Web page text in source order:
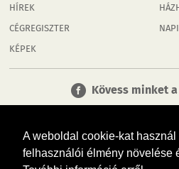
A weboldal cookie-kat
felhasználói élmény növelése
HÍREK
CÉGREGISZTER
KÉPEK
Kövess minket